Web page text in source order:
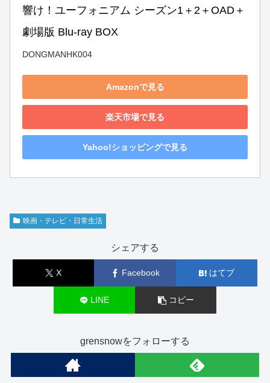
響け！ユーフォニアム シーズン1＋2＋OAD＋
劇場版 Blu-ray BOX
DONGMANHK004
Amazonで見る
楽天市場で見る
Yahoo!ショッピングで見る
映画・テレビ・日常生活
シェアする
X Facebook はてブ
LINE コピー
grensnowをフォローする